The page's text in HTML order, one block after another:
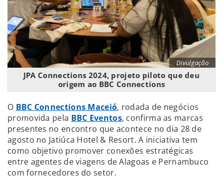
Divulgação
JPA Connections 2024, projeto piloto que deu
origem ao BBC Connections
O BBC Connections Maceió, rodada de negócios
promovida pela BBC Eventos, confirma as marcas
presentes no encontro que acontece no dia 28 de
agosto no Jatiúca Hotel & Resort. A iniciativa tem
como objetivo promover conexões estratégicas
entre agentes de viagens de Alagoas e Pernambuco
com fornecedores do setor.